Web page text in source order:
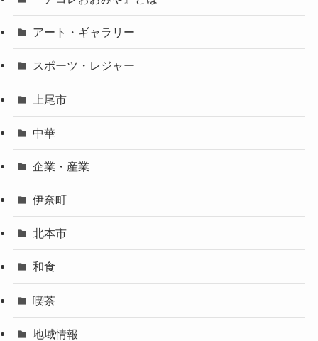
アート・ギャラリー
スポーツ・レジャー
上尾市
中華
企業・産業
伊奈町
北本市
和食
喫茶
地域情報